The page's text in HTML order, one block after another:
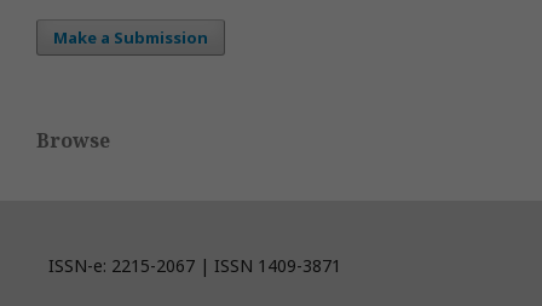
Make a Submission
Browse
ISSN-e: 2215-2067 | ISSN 1409-3871